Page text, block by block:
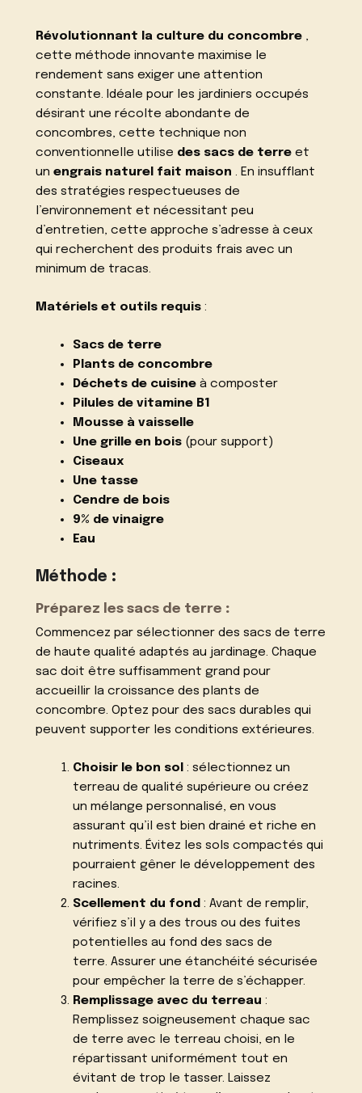
Révolutionnant la culture du concombre ,
cette méthode innovante maximise le
rendement sans exiger une attention
constante. Idéale pour les jardiniers occupés
désirant une récolte abondante de
concombres, cette technique non
conventionnelle utilise des sacs de terre et
unengrais naturel fait maison . En insufflant
des stratégies respectueuses de
l’environnement et nécessitant peu
d’entretien, cette approche s’adresse à ceux
qui recherchent des produits frais avec un
minimum de tracas.
Matériels et outils requis :
Sacs de terre
Plants de concombre
Déchets de cuisineà composter
Pilules de vitamine B1
Mousse à vaisselle
Une grille en bois(pour support)
Ciseaux
Une tasse
Cendre de bois
9% de vinaigre
Eau
Méthode :
Préparez les sacs de terre :
Commencez par sélectionner des sacs de terre
de haute qualité adaptés au jardinage. Chaque
sac doit être suffisamment grand pour
accueillir la croissance des plants de
concombre. Optez pour des sacs durables qui
peuvent supporter les conditions extérieures.
Choisir le bon sol : sélectionnez un
terreau de qualité supérieure ou créez
un mélange personnalisé, en vous
assurant qu’il est bien drainé et riche en
nutriments. Évitez les sols compactés qui
pourraient gêner le développement des
racines.
Scellement du fond : Avant de remplir,
vérifiez s’il y a des trous ou des fuites
potentielles au fond des sacs de
terre. Assurer une étanchéité sécurisée
pour empêcher la terre de s’échapper.
Remplissage avec du terreau :
Remplissez soigneusement chaque sac
de terre avec le terreau choisi, en le
répartissant uniformément tout en
évitant de trop le tasser. Laissez